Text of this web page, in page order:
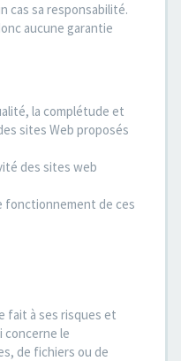
cas sa responsabilité.
aucune garantie
la complétude et
sites Web proposés
des sites web
fonctionnement de ces
fait à ses risques et
concerne le
de fichiers ou de